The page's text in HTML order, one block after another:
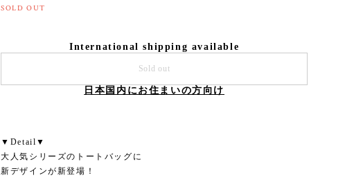
SOLD OUT
International shipping available
Sold out
日本国内にお住まいの方向け
▼Detail▼
大人気シリーズのトートバッグに
新デザインが新登場！